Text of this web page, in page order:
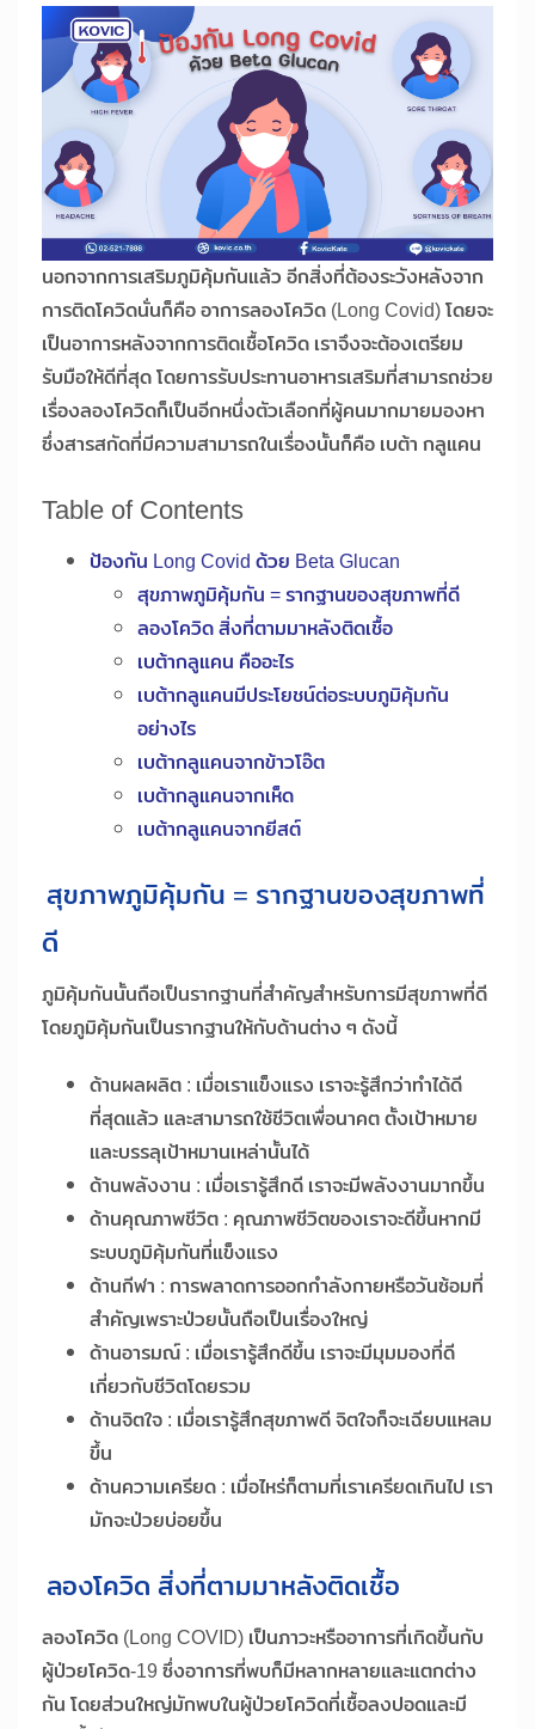
นอกจากการเสริมภูมิคุ้มกันแล้ว อีกสิ่งที่ต้องระวังหลังจาก
การติดโควิดนั่นก็คือ อาการลองโควิด (Long Covid) โดยจะ
เป็นอาการหลังจากการติดเชื้อโควิด เราจึงจะต้องเตรียม
รับมือให้ดีที่สุด โดยการรับประทานอาหารเสริมที่สามารถช่วย
เรื่องลองโควิดก็เป็นอีกหนึ่งตัวเลือกที่ผู้คนมากมายมองหา
ซึ่งสารสกัดที่มีความสามารถในเรื่องนั้นก็คือ เบต้า กลูแคน
Table of Contents
ป้องกัน Long Covid ด้วย Beta Glucan
สุขภาพภูมิคุ้มกัน = รากฐานของสุขภาพที่ดี
ลองโควิด สิ่งที่ตามมาหลังติดเชื้อ
เบต้ากลูแคน คืออะไร
เบต้ากลูแคนมีประโยชน์ต่อระบบภูมิคุ้มกัน
อย่างไร
เบต้ากลูแคนจากข้าวโอ๊ต
เบต้ากลูแคนจากเห็ด
เบต้ากลูแคนจากยีสต์
สุขภาพภูมิคุ้มกัน = รากฐานของสุขภาพที่
ดี
ภูมิคุ้มกันนั้นถือเป็นรากฐานที่สำคัญสำหรับการมีสุขภาพที่ดี
โดยภูมิคุ้มกันเป็นรากฐานให้กับด้านต่าง ๆ ดังนี้
ด้านผลผลิต : เมื่อเราแข็งแรง เราจะรู้สึกว่าทำได้ดี
ที่สุดแล้ว และสามารถใช้ชีวิตเพื่อนาคต ตั้งเป้าหมาย
และบรรลุเป้าหมานเหล่านั้นได้
ด้านพลังงาน : เมื่อเรารู้สึกดี เราจะมีพลังงานมากขึ้น
ด้านคุณภาพชีวิต : คุณภาพชีวิตของเราจะดีขึ้นหากมี
ระบบภูมิคุ้มกันที่แข็งแรง
ด้านกีฬา : การพลาดการออกกำลังกายหรือวันซ้อมที่
สำคัญเพราะป่วยนั้นถือเป็นเรื่องใหญ่
ด้านอารมณ์ : เมื่อเรารู้สึกดีขึ้น เราจะมีมุมมองที่ดี
เกี่ยวกับชีวิตโดยรวม
ด้านจิตใจ : เมื่อเรารู้สึกสุขภาพดี จิตใจก็จะเฉียบแหลม
ขึ้น
ด้านความเครียด : เมื่อไหร่ก็ตามที่เราเครียดเกินไป เรา
มักจะป่วยบ่อยขึ้น
ลองโควิด สิ่งที่ตามมาหลังติดเชื้อ
ลองโควิด (Long COVID) เป็นภาวะหรืออาการที่เกิดขึ้นกับ
ผู้ป่วยโควิด-19 ซึ่งอาการที่พบก็มีหลากหลายและแตกต่าง
กัน โดยส่วนใหญ่มักพบในผู้ป่วยโควิดที่เชื้อลงปอดและมี